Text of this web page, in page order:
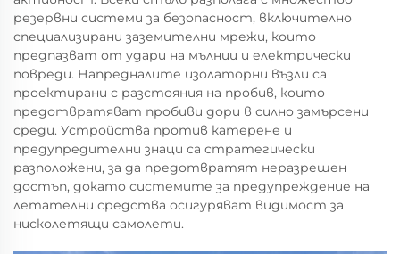
резервни системи за безопасност, включително
специализирани заземителни мрежи, които
предпазват от удари на мълнии и електрически
повреди. Напредналите изолаторни възли са
проектирани с разстояния на пробив, които
предотвратяват пробиви дори в силно замърсени
среди. Устройства против катерене и
предупредителни знаци са стратегически
разположени, за да предотвратят неразрешен
достъп, докато системите за предупреждение на
летателни средства осигуряват видимост за
нисколетящи самолети.